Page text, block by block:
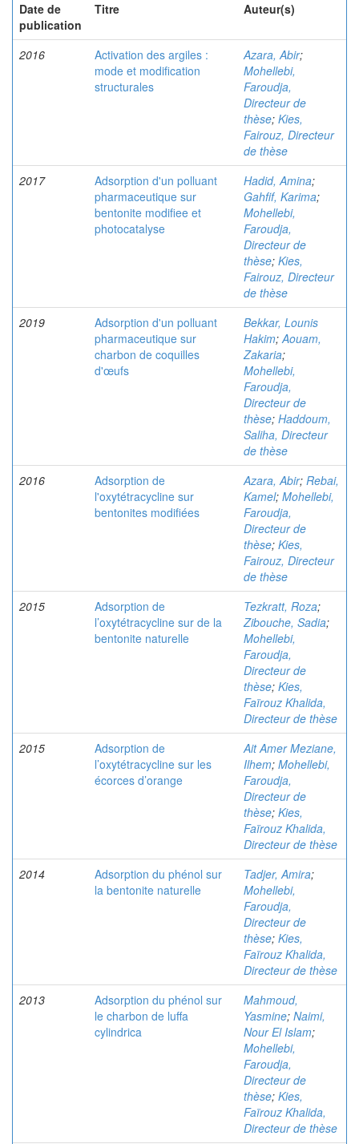
Date de
publication
Titre Auteur(s)
2016
Activation des argiles :
mode et modification
structurales
Azara, Abir;
Mohellebi,
Faroudja,
Directeur de
thèse; Kies,
Fairouz, Directeur
de thèse
2017
Adsorption d'un polluant
pharmaceutique sur
bentonite modifiee et
photocatalyse
Hadid, Amina;
Gahfif, Karima;
Mohellebi,
Faroudja,
Directeur de
thèse; Kies,
Fairouz, Directeur
de thèse
2019
Adsorption d'un polluant
pharmaceutique sur
charbon de coquilles
d'œufs
Bekkar, Lounis
Hakim;Aouam,
Zakaria;
Mohellebi,
Faroudja,
Directeur de
thèse; Haddoum,
Saliha, Directeur
de thèse
2016
Adsorption de
l'oxytétracycline sur
bentonites modifiées
Azara, Abir; Rebai,
Kamel; Mohellebi,
Faroudja,
Directeur de
thèse; Kies,
Fairouz, Directeur
de thèse
2015
Adsorption de
l’oxytétracycline sur de la
bentonite naturelle
Tezkratt, Roza;
Zibouche, Sadia;
Mohellebi,
Faroudja,
Directeur de
thèse; Kies,
Faïrouz Khalida,
Directeur de thèse
2015
Adsorption de
l’oxytétracycline sur les
écorces d’orange
Ait Amer Meziane,
Ilhem; Mohellebi,
Faroudja,
Directeur de
thèse; Kies,
Faïrouz Khalida,
Directeur de thèse
2014
Adsorption du phénol sur
la bentonite naturelle
Tadjer, Amira;
Mohellebi,
Faroudja,
Directeur de
thèse; Kies,
Faïrouz Khalida,
Directeur de thèse
2013
Adsorption du phénol sur
le charbon de luffa
cylindrica
Mahmoud,
Yasmine; Naimi,
Nour El Islam;
Mohellebi,
Faroudja,
Directeur de
thèse; Kies,
Faïrouz Khalida,
Directeur de thèse